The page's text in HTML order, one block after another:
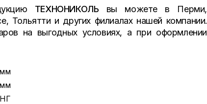
ТЕХНОНИКОЛЬ вы можете в Перми,
Тольятти и других филиалах нашей компании.
на выгодных условиях, а при оформлении
НГ